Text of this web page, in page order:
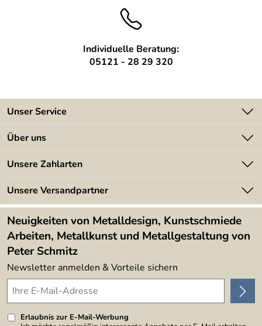
Individuelle Beratung:
05121 - 28 29 320
Unser Service
Kontakt
Kundeninformationen
Newsletter
Lieferbedingungen
Über uns
Angebote
Kundenbewertungen (394)
4,9/5
Unsere Zahlarten
Unsere Versandpartner
Neuigkeiten von Metalldesign, Kunstschmiede
Arbeiten, Metallkunst und Metallgestaltung von
Peter Schmitz
Newsletter anmelden & Vorteile sichern
Erlaubnis zur E-Mail-Werbung